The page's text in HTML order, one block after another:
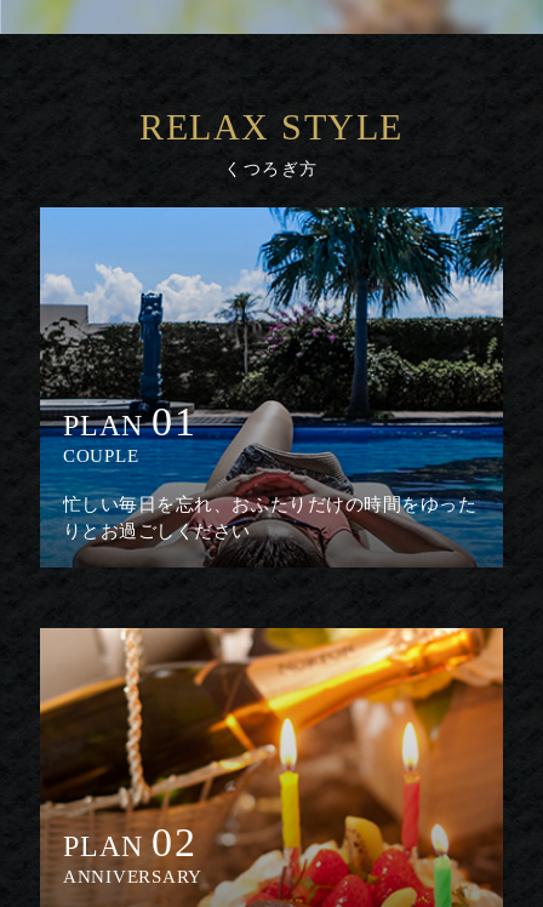
RELAX STYLE
くつろぎ方
PLAN 01
COUPLE
忙しい毎日を忘れ、おふたりだけの時間をゆった
りとお過ごしください
PLAN 02
ANNIVERSARY